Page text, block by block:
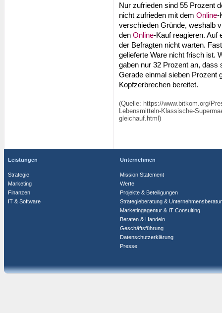
Nur zufrieden sind 55 Prozent
nicht zufrieden mit dem Online-
verschieden Gründe, weshalb
den Online-Kauf reagieren. Auf
der Befragten nicht warten.
gelieferte Ware nicht frisch ist.
gaben nur 32 Prozent an, dass
Gerade einmal sieben Prozent
Kopfzerbrechen bereitet.
(Quelle: https://www.bitkom.org/
Lebensmitteln-Klassische-
gleichauf.html)
Leistungen
Strategie
Marketing
Finanzen
IT & Software
Unternehmen
Mission Statement
Werte
Projekte & Beteiligungen
Strategieberatung &
Marketingagentur & IT Consulting
Beraten & Handeln
Geschäftsführung
Datenschutzerklärung
Presse